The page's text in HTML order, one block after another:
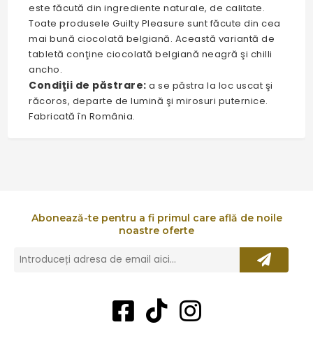
este făcută din ingrediente naturale, de calitate.
Toate produsele Guilty Pleasure sunt făcute din cea
mai bună ciocolată belgiană. Această variantă de
tabletă conţine ciocolată belgiană neagră şi chilli
ancho.
Condiţii de păstrare: a se păstra la loc uscat şi
răcoros, departe de lumină şi mirosuri puternice.
Fabricată în România.
Abonează-te pentru a fi primul care află de noile
noastre oferte